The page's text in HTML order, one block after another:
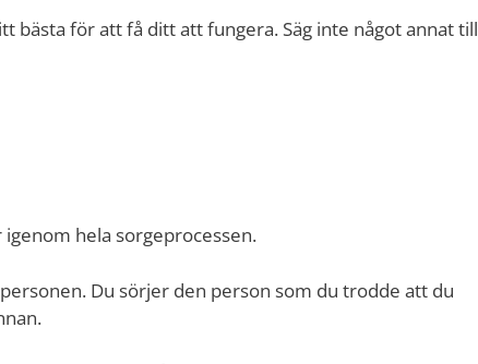
bästa för att få ditt att fungera. Säg inte något annat till
igenom hela sorgeprocessen.
Du sörjer den person som du trodde att du